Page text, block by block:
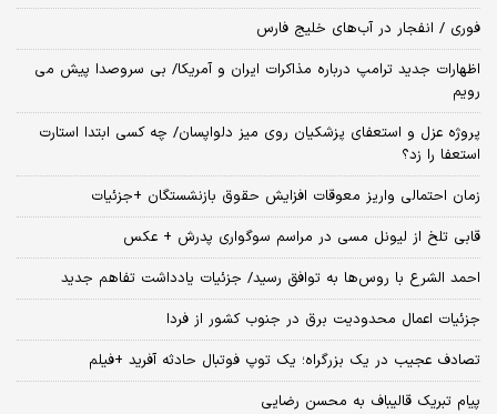
فوری / انفجار در آب‌های خلیج فارس
اظهارات جدید ترامپ درباره مذاکرات ایران و آمریکا/ بی سروصدا پیش می
رویم
پروژه عزل و استعفای پزشکیان روی میز دلواپسان/ چه کسی ابتدا استارت
استعفا را زد؟
زمان احتمالی واریز معوقات افزایش حقوق بازنشستگان +جزئیات
قابی تلخ از لیونل مسی در مراسم سوگواری پدرش + عکس
احمد الشرع با روس‌ها به توافق رسید/ جزئیات یادداشت تفاهم جدید
جزئیات اعمال محدودیت برق در جنوب کشور از فردا
تصادف عجیب در یک بزرگراه؛ یک توپ فوتبال حادثه‌ آفرید +فیلم
پیام تبریک قالیباف به محسن رضایی